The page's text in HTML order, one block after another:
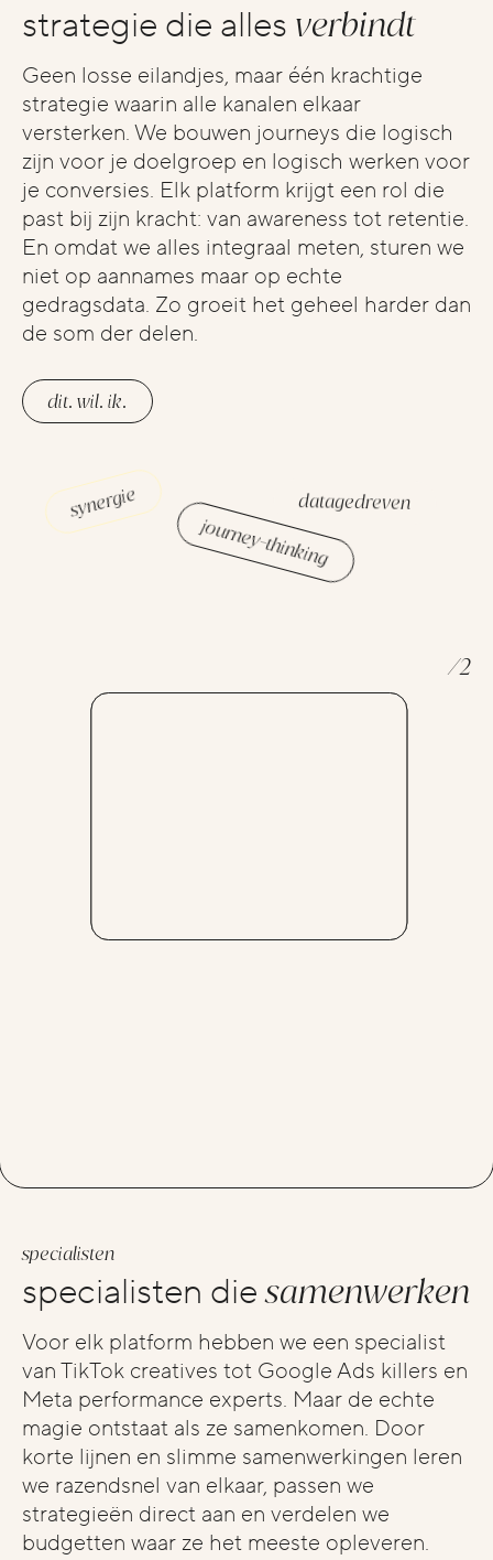
strategie die alles verbindt
Geen losse eilandjes, maar één krachtige
strategie waarin alle kanalen elkaar
versterken. We bouwen journeys die logisch
zijn voor je doelgroep en logisch werken voor
je conversies. Elk platform krijgt een rol die
past bij zijn kracht: van awareness tot retentie.
En omdat we alles integraal meten, sturen we
niet op aannames maar op echte
gedragsdata. Zo groeit het geheel harder dan
de som der delen.
dit. wil. ik.
synergie
journey-thinking
datagedreven
/2
specialisten
specialisten diesamenwerken
Voor elk platform hebben we een specialist
van TikTok creatives tot Google Ads killers en
Meta performance experts. Maar de echte
magie ontstaat als ze samenkomen. Door
korte lijnen en slimme samenwerkingen leren
we razendsnel van elkaar, passen we
strategieën direct aan en verdelen we
budgetten waar ze het meeste opleveren.